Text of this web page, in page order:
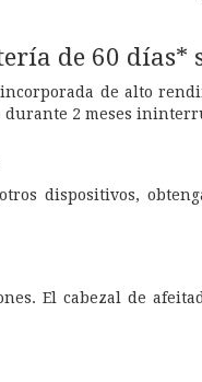
de 60 días*
de alto
2 meses
dispositivos,
El cabezal de